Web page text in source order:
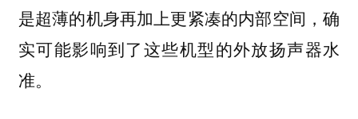
是超薄的机身再加上更紧凑的内部空间，确
实可能影响到了这些机型的外放扬声器水
准。